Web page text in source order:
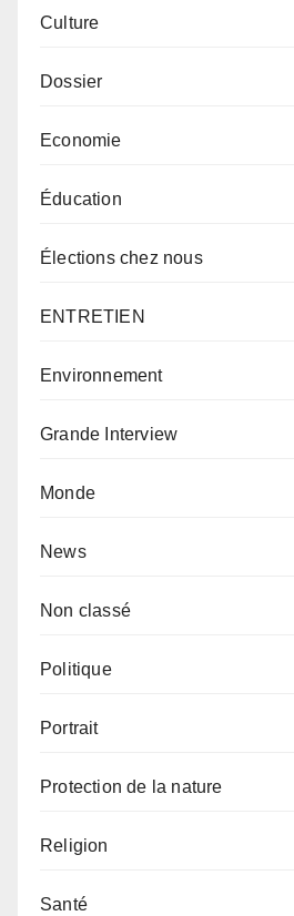
Culture
Dossier
Economie
Éducation
Élections chez nous
ENTRETIEN
Environnement
Grande Interview
Monde
News
Non classé
Politique
Portrait
Protection de la nature
Religion
Santé